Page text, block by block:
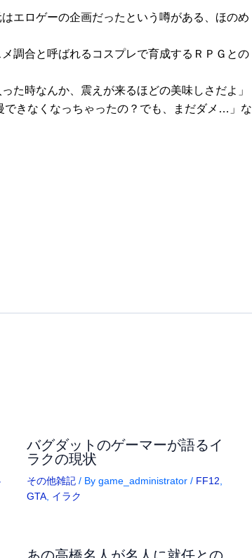
エロゲーの企画だったという噂がある、ほのめ
調合と呼ばれるコスプレで育成するＲＰＧとの
た時なんか、震えが来るほどの美味しさだよ」
できなくなっちゃったの？でも、まだダメ…」な
バグダットのゲーマーが語るイ
ラクの現状
その他雑記/ By game_administrator / FF12
GTA, イラク
あの高橋名人が名人に就任との